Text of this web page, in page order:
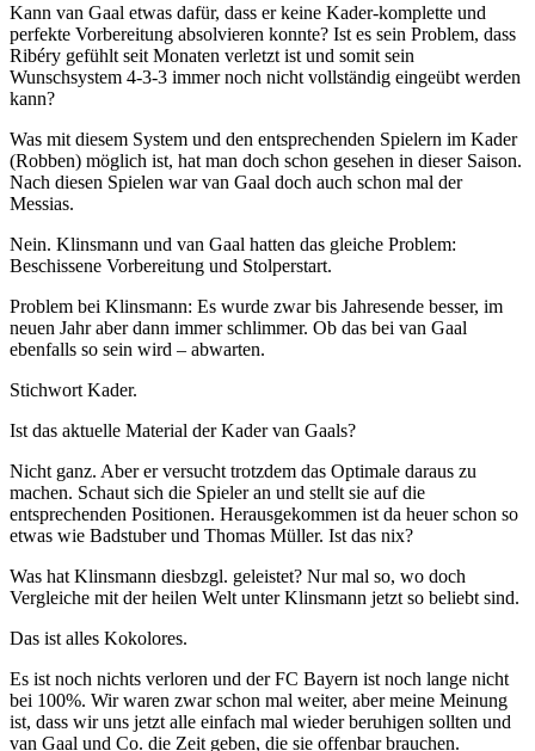
Kann van Gaal etwas dafür, dass er keine Kader-komplette und
perfekte Vorbereitung absolvieren konnte? Ist es sein Problem, dass
Ribéry gefühlt seit Monaten verletzt ist und somit sein
Wunschsystem 4-3-3 immer noch nicht vollständig eingeübt werden
kann?
Was mit diesem System und den entsprechenden Spielern im Kader
(Robben) möglich ist, hat man doch schon gesehen in dieser Saison.
Nach diesen Spielen war van Gaal doch auch schon mal der
Messias.
Nein. Klinsmann und van Gaal hatten das gleiche Problem:
Beschissene Vorbereitung und Stolperstart.
Problem bei Klinsmann: Es wurde zwar bis Jahresende besser, im
neuen Jahr aber dann immer schlimmer. Ob das bei van Gaal
ebenfalls so sein wird – abwarten.
Stichwort Kader.
Ist das aktuelle Material der Kader van Gaals?
Nicht ganz. Aber er versucht trotzdem das Optimale daraus zu
machen. Schaut sich die Spieler an und stellt sie auf die
entsprechenden Positionen. Herausgekommen ist da heuer schon so
etwas wie Badstuber und Thomas Müller. Ist das nix?
Was hat Klinsmann diesbzgl. geleistet? Nur mal so, wo doch
Vergleiche mit der heilen Welt unter Klinsmann jetzt so beliebt sind.
Das ist alles Kokolores.
Es ist noch nichts verloren und der FC Bayern ist noch lange nicht
bei 100%. Wir waren zwar schon mal weiter, aber meine Meinung
ist, dass wir uns jetzt alle einfach mal wieder beruhigen sollten und
van Gaal und Co. die Zeit geben, die sie offenbar brauchen.